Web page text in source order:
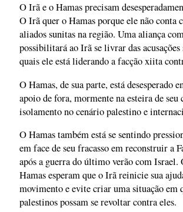
O Irã e o Hamas precisam
O Irã quer o Hamas porque ele não conta
aliados sunitas na região. Uma aliança
possibilitará ao Irã se livrar das acusações
quais ele está liderando a facção xiita
O Hamas, de sua parte, está desesperado
apoio de fora, mormente na esteira de seu
isolamento no cenário palestino e
O Hamas também está se sentindo
em face de seu fracasso em reconstruir a
após a guerra do último verão com Israel.
Hamas esperam que o Irã reinicie sua
movimento e evite criar uma situação em
palestinos possam se revoltar contra eles.